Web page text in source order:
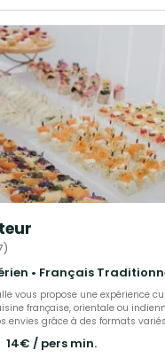
qualité et efficacité nous pouvons
à la hauteur de vos besoins et
votre menu, produits frais, et
de garanties de réussite de
• Français
vous propose une expérience
française, orientale ou
envies grâce à des formats
service personnalisé. Notre espace
attentive accompagnent
14€ / pers min.